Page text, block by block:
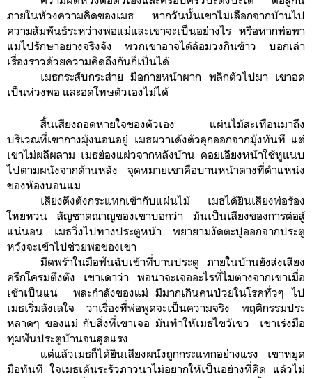
ภายในห้วงความคิดของเมธ หากวันนั้นเขาไม่เลือกจากบ้านไป
ความสัมพันธ์ระหว่างพ่อแม่และเขาจะเป็นอย่างไร หรือหากพ่อพา
แม่ไปรักษาอย่างจริงจัง พวกเขาอาจได้ล้อมวงกินข้าว บอกเล่า
เรื่องราวด้วยความคิดถึงกันก็เป็นได้
เมธกระสับกระส่าย มือก่ายหน้าผาก พลิกตัวไปมา เขาอด
เป็นห่วงพ่อ และอดโทษตัวเองไม่ได้
สิ้นเสียงถอดหายใจของตัวเอง แผ่นไม้สะเทือนมาถึง
บริเวณที่เขากางมุ้งนอนอยู่ เมธผวาเด้งตัวลุกออกจากมุ้งทันที แต่
เขาไม่ผลีผลาม เมธย่องแผ่วจากหลังบ้าน คอยเอียงหน้าใช้หูแนบ
ไปตามผนังจากด้านหลัง จุดหมายเขาคือบานหน้าต่างที่ตำแหน่ง
ของห้องนอนแม่
เสียงตึงตังกระแทกเข้ากับแผ่นไม้ เมธได้ยินเสียงพ่อร้อง
โหยหวน สัญชาตณาญของเขาบอกว่า มันเป็นเสียงของการต่อสู้
แน่นอน เมธวิ่งไปทางประตูหน้า พยายามงัดตะปูออกจากประตู
หวังจะเข้าไปช่วยพ่อของเขา
มีดพร้าในมือฟันฉับเข้าที่บานประตู ภายในบ้านยังส่งเสียง
ครึกโครมตึงตัง เขาเดาว่า พ่อน่าจะเจออะไรที่ไม่ต่างจากเขาเมื่อ
เช้าเป็นแน่ พละกำลังของแม่ มีมากเกินคนป่วยในโรคทั่วๆ ไป
เมธเริ่มลังเลใจ ว่าเรื่องที่พ่อพูดจะเป็นความจริง พฤติกรรมประ
หลาดๆ ของแม่ กับสิ่งที่เขาเจอ มันทำให้เมธไขว้เขว เขาเร่งมือ
ทุ่มฟันประตูบ้านจนสุดแรง
แต่แล้วเมธก็ได้ยินเสียงผนังถูกกระแทกอย่างแรง เขาหยุด
มือทันที ใจเมธเต้นระรัวภาวนาไม่อยากให้เป็นอย่างที่คิด แล้วไม่